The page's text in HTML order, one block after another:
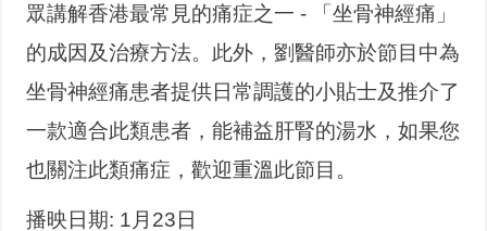
眾講解香港最常見的痛症之一 - 「坐骨神經痛」
的成因及治療方法。此外，劉醫師亦於節目中為
坐骨神經痛患者提供日常調護的小貼士及推介了
一款適合此類患者，能補益肝腎的湯水，如果您
也關注此類痛症，歡迎重溫此節目。
播映日期: 1月23日